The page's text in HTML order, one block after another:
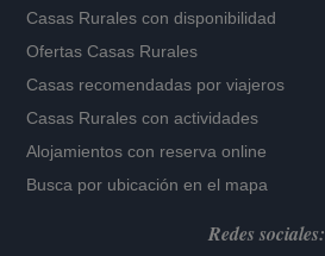
Casas Rurales con disponibilidad
Ofertas Casas Rurales
Casas recomendadas por viajeros
Casas Rurales con actividades
Alojamientos con reserva online
Busca por ubicación en el mapa
Redes sociales: